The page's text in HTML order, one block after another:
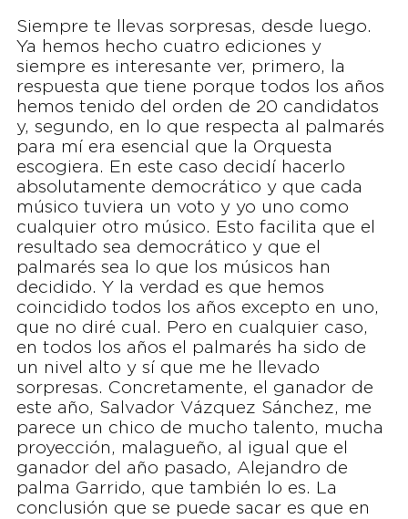
Siempre te llevas sorpresas, desde luego.
Ya hemos hecho cuatro ediciones y
siempre es interesante ver, primero, la
respuesta que tiene porque todos los años
hemos tenido del orden de 20 candidatos
y, segundo, en lo que respecta al palmarés
para mí era esencial que la Orquesta
escogiera. En este caso decidí hacerlo
absolutamente democrático y que cada
músico tuviera un voto y yo uno como
cualquier otro músico. Esto facilita que el
resultado sea democrático y que el
palmarés sea lo que los músicos han
decidido. Y la verdad es que hemos
coincidido todos los años excepto en uno,
que no diré cual. Pero en cualquier caso,
en todos los años el palmarés ha sido de
un nivel alto y sí que me he llevado
sorpresas. Concretamente, el ganador de
este año, Salvador Vázquez Sánchez, me
parece un chico de mucho talento, mucha
proyección, malagueño, al igual que el
ganador del año pasado, Alejandro de
palma Garrido, que también lo es. La
conclusión que se puede sacar es que en